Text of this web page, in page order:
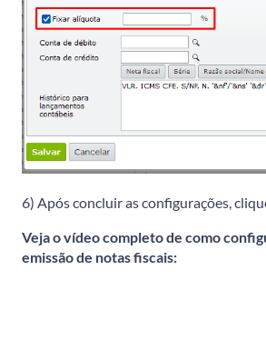
6) Após concluir as configurações,
Veja o vídeo completo de como
emissão de notas fiscais: